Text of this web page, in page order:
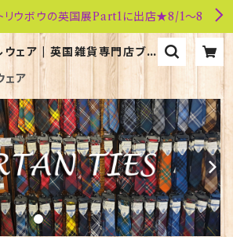
リウボウの英国展Part1に出店★8/1～8
ウェア | 英国雑貨専門店ブリ
ティッシュ・ライフ
ェア